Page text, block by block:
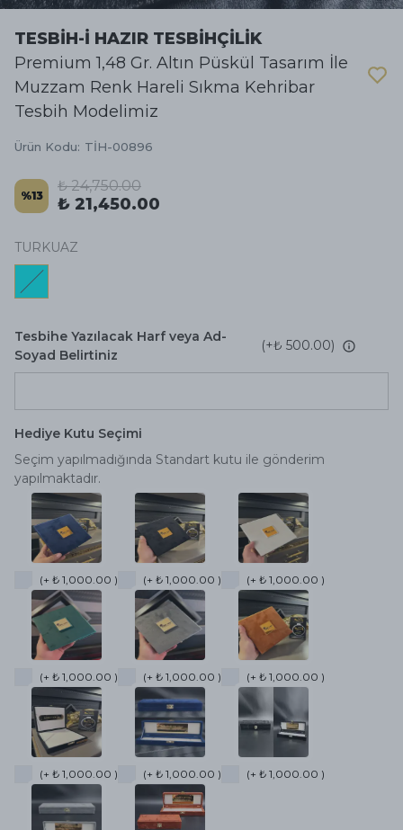
TESBİH-İ HAZIR TESBİHÇİLİK
Premium 1,48 Gr. Altın Püskül Tasarım İle
Muzzam Renk Hareli Sıkma Kehribar
Tesbih Modelimiz
Ürün Kodu: TİH-00896
%13
₺ 24,750.00
₺ 21,450.00
TURKUAZ
Tesbihe Yazılacak Harf veya Ad-
Soyad Belirtiniz
(+₺ 500.00)
Hediye Kutu Seçimi
Seçim yapılmadığında Standart kutu ile gönderim
yapılmaktadır.
(+ ₺ 1,000.00 ) (+ ₺ 1,000.00 ) (+ ₺ 1,000.00 )
(+ ₺ 1,000.00 ) (+ ₺ 1,000.00 ) (+ ₺ 1,000.00 )
(+ ₺ 1,000.00 ) (+ ₺ 1,000.00 ) (+ ₺ 1,000.00 )